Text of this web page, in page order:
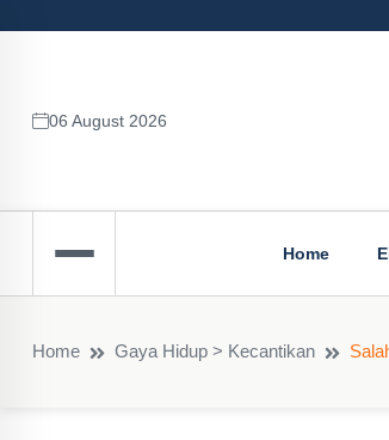
06 August 2026
Home
Home Gaya Hidup > Kecantikan